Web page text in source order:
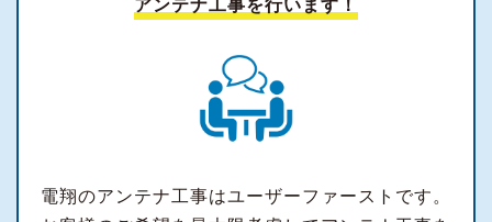
アンテナ工事を行います！
電翔のアンテナ工事はユーザーファーストです。